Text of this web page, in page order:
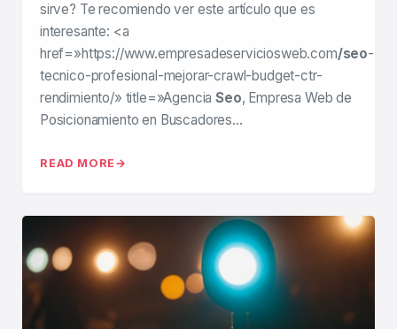
sirve? Te recomiendo ver este artículo que es
interesante: <a
href=»https://www.empresadeserviciosweb.com/seo-
tecnico-profesional-mejorar-crawl-budget-ctr-
rendimiento/» title=»AgenciaSeo, Empresa Web de
Posicionamiento en Buscadores…
READ MORE